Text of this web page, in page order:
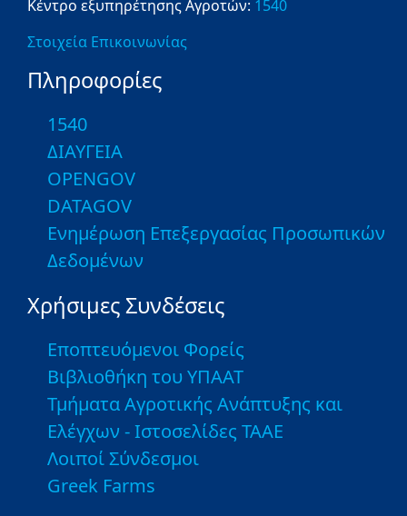
Κέντρο εξυπηρέτησης Αγροτών: 1540
Στοιχεία Επικοινωνίας
Πληροφορίες
1540
ΔΙΑΥΓΕΙΑ
OPENGOV
DATAGOV
Ενημέρωση Επεξεργασίας Προσωπικών
Δεδομένων
Χρήσιμες Συνδέσεις
Εποπτευόμενοι Φορείς
Βιβλιοθήκη του ΥΠΑΑΤ
Τμήματα Αγροτικής Ανάπτυξης και
Ελέγχων - Ιστοσελίδες ΤΑΑΕ
Λοιποί Σύνδεσμοι
Greek Farms